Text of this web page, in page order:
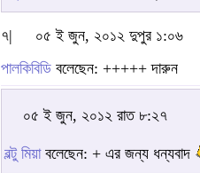
৭|
০৫ ই জুন, ২০১২ দুপুর ১:০৬
পালকিবিডি বলেছেন: +++++ দারুন
০৫ ই জুন, ২০১২ রাত ৮:২৭
বল্টু মিয়াবলেছেন: + এর জন্য ধন্যবাদ